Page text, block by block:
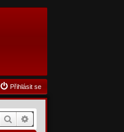
Přihlásit se
Hledat